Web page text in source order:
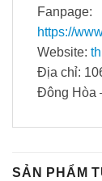
Fanpage:
https://
Website:
Địa chỉ:
Đông Hòa
SẢN PHẨM